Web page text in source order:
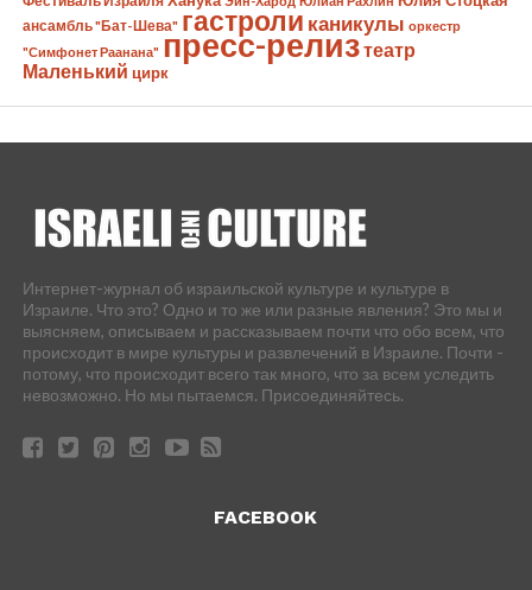
ансамбль "Бат-Шева" гастроли каникулы оркестр
"Симфонет Раанана" пресс-релизтеатр
Маленький цирк
Интернет-журнал об израильской культуре и культуре в
Израиле. Что это? Одно и то же или разные явления? Это мы и
выясняем, описываем и рассказываем почти что обо всем, что
происходит в мире культуры и развлечений в Израиле. Почти -
потому, что происходит всего так много, что за всем уследить
невозможно. Но мы пытаемся. Присоединяйтесь.
FACEBOOK